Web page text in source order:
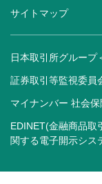
サイトマップ
日本取引所グループ
証券取引等監視委員
マイナンバー 社会
EDINET(金融商品取
関する電子開示シス